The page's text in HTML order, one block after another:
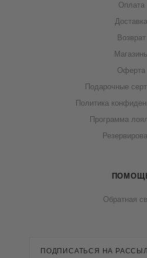
Оплата
Доставка
Возврат
Оферта
Подарочные
Политика
Программа
Обратная
ПОДПИСАТЬСЯ НА